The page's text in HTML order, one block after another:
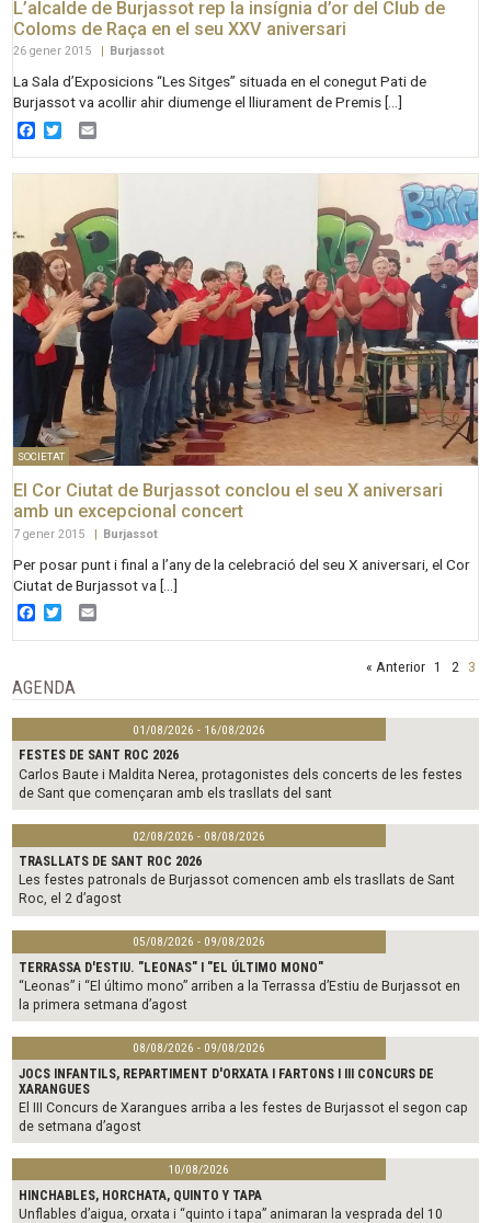
L’alcalde de Burjassot rep la insígnia d’or del Club de
Coloms de Raça en el seu XXV aniversari
26 gener 2015 | Burjassot
La Sala d’Exposicions “Les Sitges” situada en el conegut Pati de
Burjassot va acollir ahir diumenge el lliurament de Premis […]
Facebook
Twitter
SOCIETAT
El Cor Ciutat de Burjassot conclou el seu X aniversari
amb un excepcional concert
7 gener 2015 | Burjassot
Per posar punt i final a l’any de la celebració del seu X aniversari, el Cor
Ciutat de Burjassot va […]
Facebook
Twitter
« Anterior 1 2 3
AGENDA
01/08/2026 - 16/08/2026
FESTES DE SANT ROC 2026
Carlos Baute i Maldita Nerea, protagonistes dels concerts de les festes
de Sant que començaran amb els trasllats del sant
02/08/2026 - 08/08/2026
TRASLLATS DE SANT ROC 2026
Les festes patronals de Burjassot comencen amb els trasllats de Sant
Roc, el 2 d’agost
05/08/2026 - 09/08/2026
TERRASSA D'ESTIU. "LEONAS" I "EL ÚLTIMO MONO"
“Leonas” i “El último mono” arriben a la Terrassa d’Estiu de Burjassot en
la primera setmana d’agost
08/08/2026 - 09/08/2026
JOCS INFANTILS, REPARTIMENT D'ORXATA I FARTONS I III CONCURS DE
XARANGUES
El III Concurs de Xarangues arriba a les festes de Burjassot el segon cap
de setmana d’agost
10/08/2026
HINCHABLES, HORCHATA, QUINTO Y TAPA
Unflables d’aigua, orxata i “quinto i tapa” animaran la vesprada del 10